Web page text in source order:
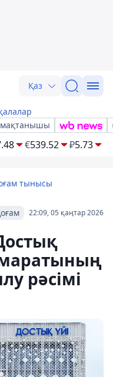
Қаз
мақтанышы
€539.52 ₽5.73
тынысы
22:09, 05 қаңтар 2026
рәсімі